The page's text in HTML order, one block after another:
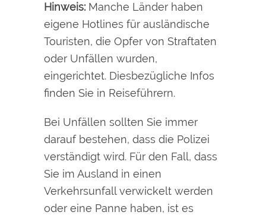
Hinweis: Manche Länder haben
eigene Hotlines für ausländische
Touristen, die Opfer von Straftaten
oder Unfällen wurden,
eingerichtet. Diesbezügliche Infos
finden Sie in Reiseführern.
Bei Unfällen sollten Sie immer
darauf bestehen, dass die Polizei
verständigt wird. Für den Fall, dass
Sie im Ausland in einen
Verkehrsunfall verwickelt werden
oder eine Panne haben, ist es